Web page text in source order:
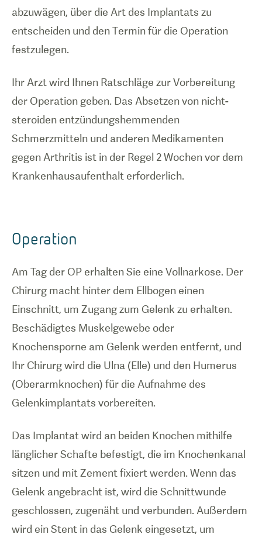
abzuwägen, über die Art des Implantats zu
entscheiden und den Termin für die Operation
festzulegen.
Ihr Arzt wird Ihnen Ratschläge zur Vorbereitung
der Operation geben. Das Absetzen von nicht-
steroiden entzündungshemmenden
Schmerzmitteln und anderen Medikamenten
gegen Arthritis ist in der Regel 2 Wochen vor dem
Krankenhausaufenthalt erforderlich.
Operation
Am Tag der OP erhalten Sie eine Vollnarkose. Der
Chirurg macht hinter dem Ellbogen einen
Einschnitt, um Zugang zum Gelenk zu erhalten.
Beschädigtes Muskelgewebe oder
Knochensporne am Gelenk werden entfernt, und
Ihr Chirurg wird die Ulna (Elle) und den Humerus
(Oberarmknochen) für die Aufnahme des
Gelenkimplantats vorbereiten.
Das Implantat wird an beiden Knochen mithilfe
länglicher Schafte befestigt, die im Knochenkanal
sitzen und mit Zement fixiert werden. Wenn das
Gelenk angebracht ist, wird die Schnittwunde
geschlossen, zugenäht und verbunden. Außerdem
wird ein Stent in das Gelenk eingesetzt, um